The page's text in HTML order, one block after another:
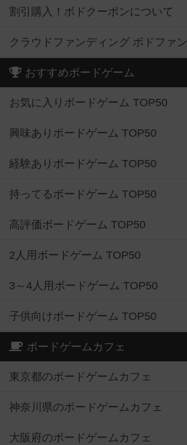
割引購入！ボドクーポンについて
クラウドファンディング ボドファン
おすすめボードゲーム
お気に入りボードゲーム TOP50
興味ありボードゲーム TOP50
経験ありボードゲーム TOP50
持ってるボードゲーム TOP50
高評価ボードゲーム TOP50
2人用ボードゲーム TOP50
3～4人用ボードゲーム TOP50
子供向けボードゲーム TOP50
ボードゲームカフェ
東京都のボードゲームカフェ
神奈川県のボードゲームカフェ
大阪府のボードゲームカフェ